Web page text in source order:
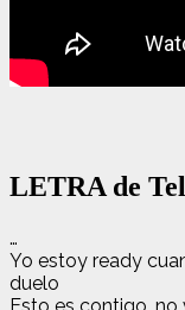
LETRA de
…
Yo estoy ready
duelo
Esto es contigo,